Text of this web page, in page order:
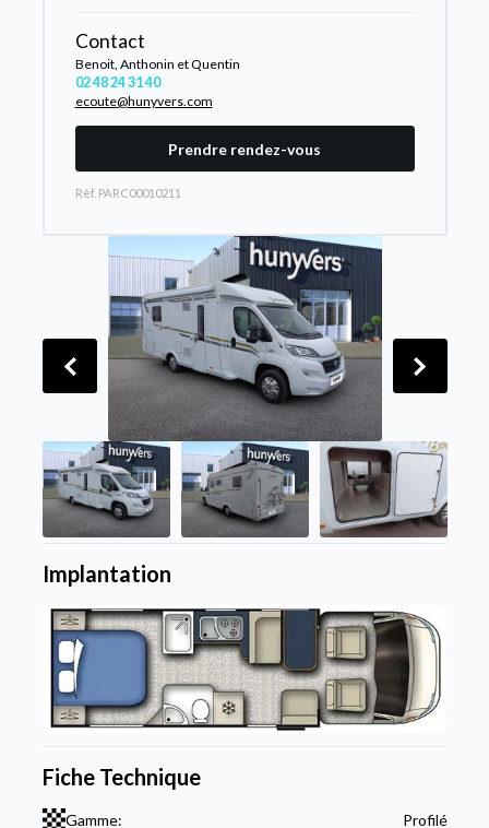
Contact
Benoit, Anthonin et Quentin
02 48 24 31 40
ecoute@hunyvers.com
Prendre rendez-vous
Rèf. PARC00010211
Implantation
Fiche Technique
Gamme: Profilé